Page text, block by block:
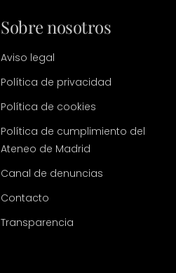
Sobre nosotros
Aviso legal
Política de privacidad
Política de cookies
Política de cumplimiento del
Ateneo de Madrid
Canal de denuncias
Contacto
Transparencia